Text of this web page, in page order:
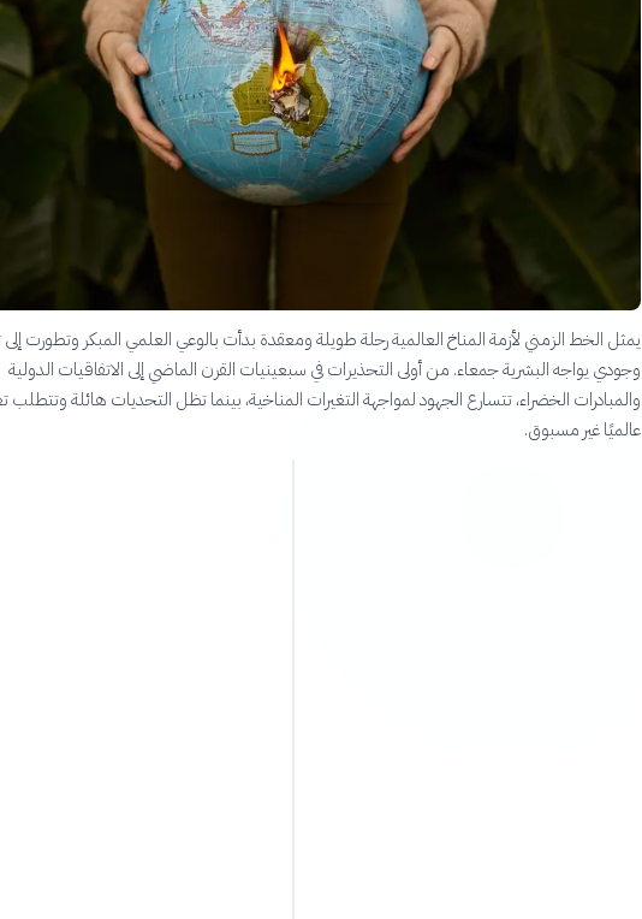
يمثل الخط الزمني لأزمة المناخ العالمية رحلة طويلة ومعقدة بدأت بالوعي العلمي المبكر وتطورت
وجودي يواجه البشرية جمعاء. من أولى التحذيرات في سبعينيات القرن الماضي إلى الاتفاقيات الدولية
والمبادرات الخضراء، تتسارع الجهود لمواجهة التغيرات المناخية، بينما تظل التحديات هائلة وتتطلب
عالميًا غير مسبوق.